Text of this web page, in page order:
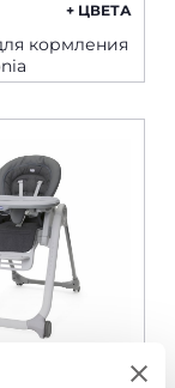
+ ЦВЕТА
кормления